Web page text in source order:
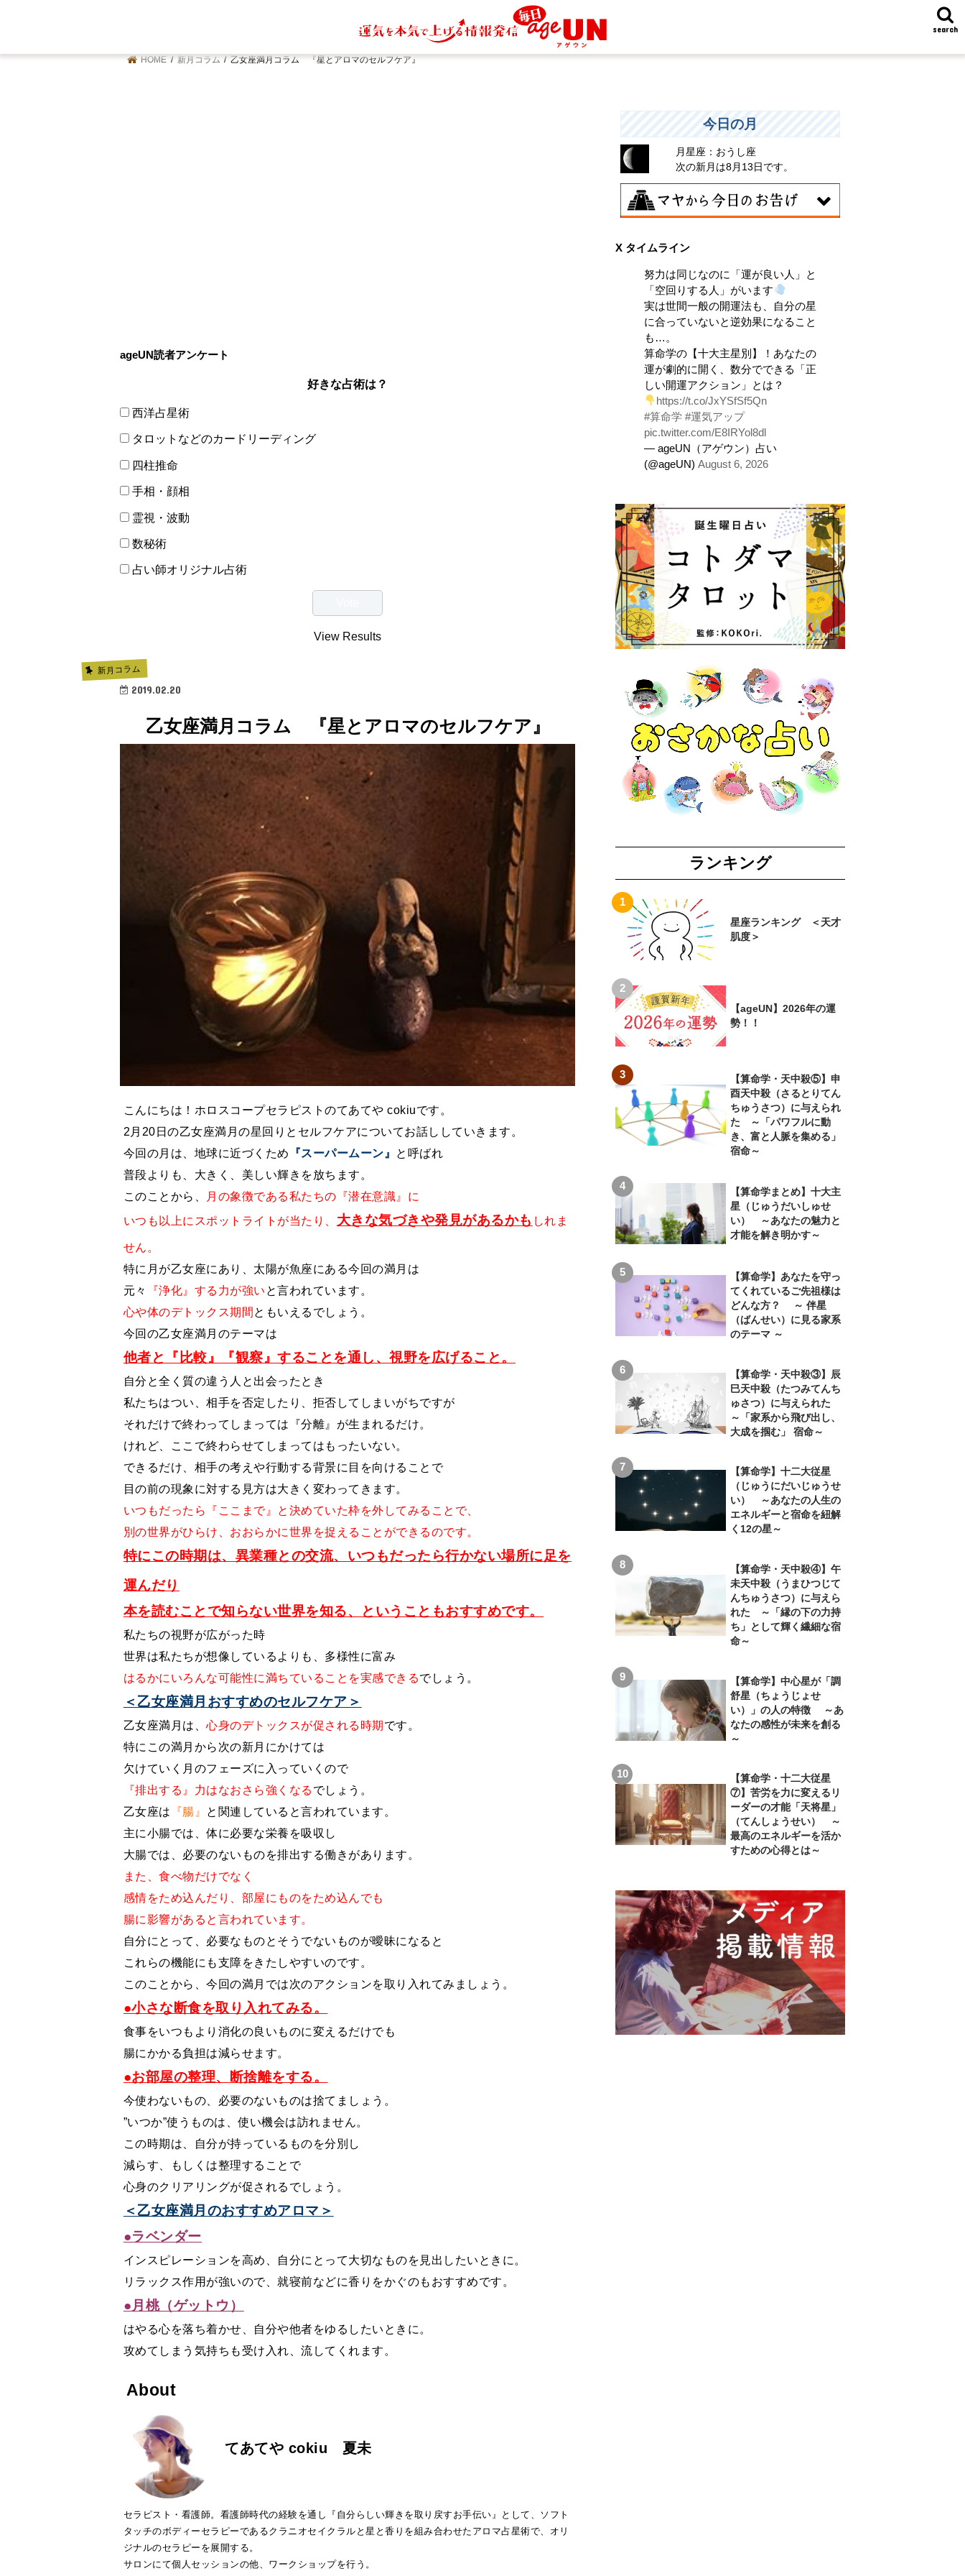
search
HOME 新月コラム 乙女座満月コラム 『星とアロマのセルフケア』
ageUN読者アンケート
好きな占術は？
西洋占星術
タロットなどのカードリーディング
四柱推命
手相・顔相
霊視・波動
数秘術
占い師オリジナル占術
View Results
新月コラム
2019.02.20
乙女座満月コラム 『星とアロマのセルフケア』
こんにちは！ホロスコープセラピストのてあてや cokiuです。
2月20日の乙女座満月の星回りとセルフケアについてお話ししていきます。
今回の月は、地球に近づくため
『スーパームーン』 と呼ばれ
普段よりも、大きく、美しい輝きを放ちます。
このことから、
月の象徴である私たちの『潜在意識』に
いつも以上にスポットライトが当たり、 大きな気づきや発見があるかも しれま
せん。
特に月が乙女座にあり、太陽が魚座にある今回の満月は
元々
『浄化』する力が強い と言われています。
心や体のデトックス期間 ともいえるでしょう。
今回の乙女座満月のテーマは
他者と『比較』『観察』することを通し、視野を広げること。
自分と全く質の違う人と出会ったとき
私たちはつい、相手を否定したり、拒否してしまいがちですが
それだけで終わってしまっては『分離』が生まれるだけ。
けれど、ここで終わらせてしまってはもったいない。
できるだけ、相手の考えや行動する背景に目を向けることで
目の前の現象に対する見方は大きく変わってきます。
いつもだったら『ここまで』と決めていた枠を外してみることで、
別の世界がひらけ、おおらかに世界を捉えることができるのです。
特にこの時期は、異業種との交流、いつもだったら行かない場所に足を
運んだり
本を読むことで知らない世界を知る、ということもおすすめです。
私たちの視野が広がった時
世界は私たちが想像しているよりも、多様性に富み
はるかにいろんな可能性に満ちていることを実感できるでしょう。
＜乙女座満月おすすめのセルフケア＞
乙女座満月は、心身のデトックスが促される時期 です。
特にこの満月から次の新月にかけては
欠けていく月のフェーズに入っていくので
『排出する』力はなおさら強くなる でしょう。
乙女座は
『腸』 と関連していると言われています。
主に小腸では、体に必要な栄養を吸収し
大腸では、必要のないものを排出する働きがあります。
また、食べ物だけでなく
感情をため込んだり、部屋にものをため込んでも
腸に影響があると言われています。
自分にとって、必要なものとそうでないものが曖昧になると
これらの機能にも支障をきたしやすいのです。
このことから、今回の満月では次のアクションを取り入れてみましょう。
●小さな断食を取り入れてみる。
食事をいつもより消化の良いものに変えるだけでも
腸にかかる負担は減らせます。
●お部屋の整理、断捨離をする。
今使わないもの、必要のないものは捨てましょう。
”いつか”使うものは、使い機会は訪れません。
この時期は、自分が持っているものを分別し
減らす、もしくは整理することで
心身のクリアリングが促されるでしょう。
＜乙女座満月のおすすめアロマ＞
●ラベンダー
インスピレーションを高め、自分にとって大切なものを見出したいときに。
リラックス作用が強いので、就寝前などに香りをかぐのもおすすめです。
●月桃（ゲットウ）
はやる心を落ち着かせ、自分や他者をゆるしたいときに。
攻めてしまう気持ちも受け入れ、流してくれます。
About
てあてや cokiu 夏未
セラピスト・看護師。看護師時代の経験を通し『自分らしい輝きを取り戻すお手伝い』として、ソフト
タッチのボディーセラピーであるクラニオセイクラルと星と香りを組み合わせたアロマ占星術で、オリ
ジナルのセラピーを展開する。
サロンにて個人セッションの他、ワークショップを行う。
今日の月
月星座：おうし座
次の新月は8月13日です。
伝統や歴史的な過去のやり方・道筋を踏襲
する日。あなたの直感で伝統を踏まえ、伝
統を乗り越えるひらめきを。
X タイムライン
努力は同じなのに「運が良い人」と
「空回りする人」がいます
実は世間一般の開運法も、自分の星
に合っていないと逆効果になること
も…。
算命学の【十大主星別】！あなたの
運が劇的に開く、数分でできる「正
しい開運アクション」とは？
https://t.co/JxYSfSf5Qn
#算命学 #運気アップ
pic.twitter.com/E8IRYol8dl
— ageUN（アゲウン）占い
(@ageUN) August 6, 2026
ランキング
星座ランキング ＜天才
肌度＞
【ageUN】2026年の運
勢！！
【算命学・天中殺⑤】申
酉天中殺（さるとりてん
ちゅうさつ）に与えられ
た ～「パワフルに動
き、富と人脈を集める」
宿命～
【算命学まとめ】十大主
星（じゅうだいしゅせ
い） ～あなたの魅力と
才能を解き明かす～
【算命学】あなたを守っ
てくれているご先祖様は
どんな方？ ～ 伴星
（ばんせい）に見る家系
のテーマ ～
【算命学・天中殺③】辰
巳天中殺（たつみてんち
ゅさつ）に与えられた
～「家系から飛び出し、
大成を掴む」 宿命～
【算命学】十二大従星
（じゅうにだいじゅうせ
い） ～あなたの人生の
エネルギーと宿命を紐解
く12の星～
【算命学・天中殺④】午
未天中殺（うまひつじて
んちゅうさつ）に与えら
れた ～「縁の下の力持
ち」として輝く繊細な宿
命～
【算命学】中心星が「調
舒星（ちょうじょせ
い）」の人の特徴 ～あ
なたの感性が未来を創る
～
【算命学・十二大従星
⑦】苦労を力に変えるリ
ーダーの才能「天将星」
（てんしょうせい） ～
最高のエネルギーを活か
すための心得とは～